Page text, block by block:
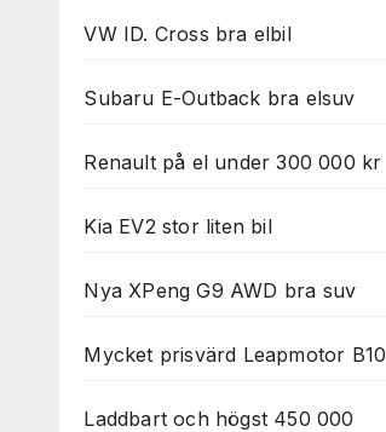
VW ID. Cross bra elbil
Subaru E-Outback bra elsuv
Renault på el under 300 000 kr
Kia EV2 stor liten bil
Nya XPeng G9 AWD bra suv
Mycket prisvärd Leapmotor B10
Laddbart och högst 450 000